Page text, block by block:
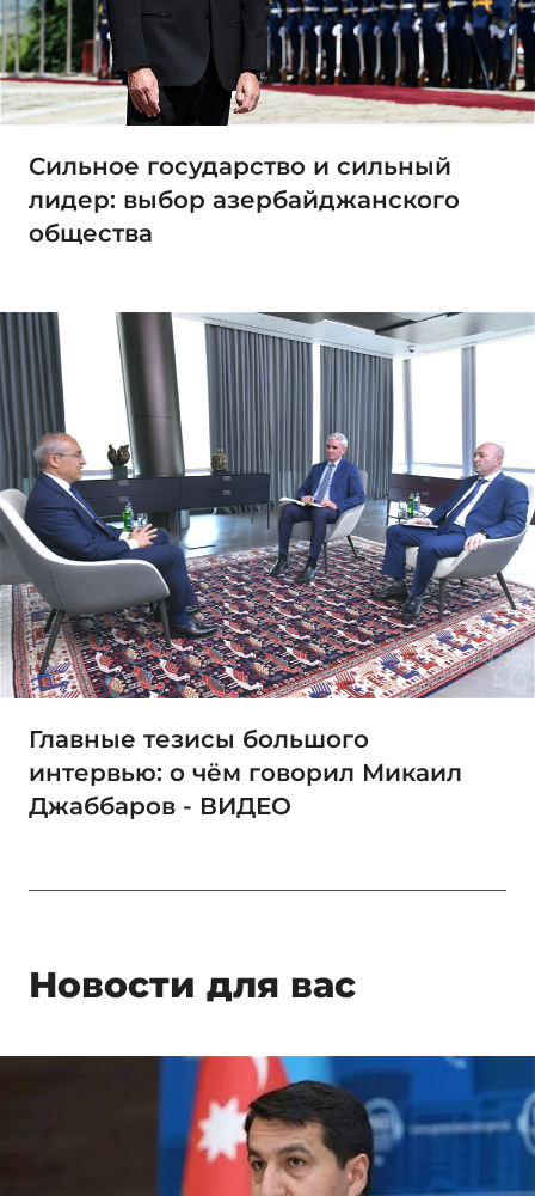
Сильное государство и сильный
лидер: выбор азербайджанского
общества
Главные тезисы большого
интервью: о чём говорил Микаил
Джаббаров - ВИДЕО
Новости для вас